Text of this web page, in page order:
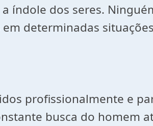
índole dos seres.
determinadas
profissionalmente e
busca do homem